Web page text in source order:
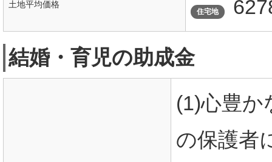
土地平均価格
住宅地
結婚・育児の助成金
(1)心豊か
の保護者